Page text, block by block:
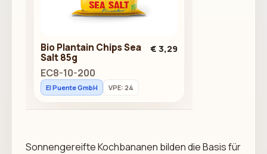
Bio Plantain Chips Sea
Salt 85g
EC8-10-200
€ 3,29
El Puente GmbH VPE: 24
Sonnengereifte Kochbananen bilden die Basis für